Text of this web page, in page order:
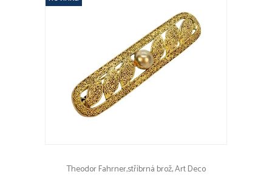
Theodor Fahrner,stříbrná brož, Art Deco